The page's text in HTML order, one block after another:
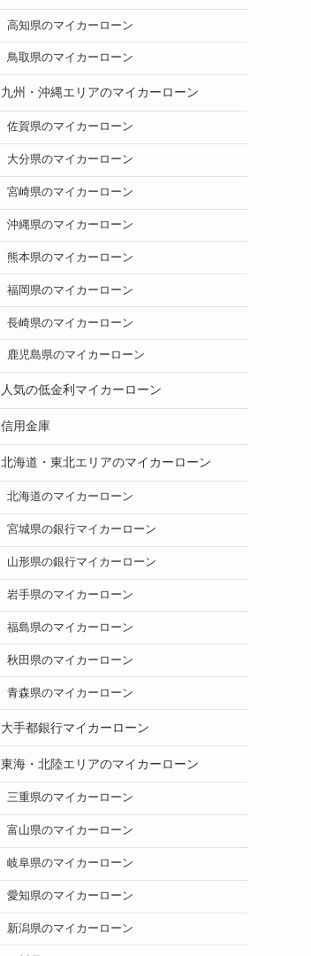
高知県のマイカーローン
鳥取県のマイカーローン
九州・沖縄エリアのマイカーローン
佐賀県のマイカーローン
大分県のマイカーローン
宮崎県のマイカーローン
沖縄県のマイカーローン
熊本県のマイカーローン
福岡県のマイカーローン
長崎県のマイカーローン
鹿児島県のマイカーローン
人気の低金利マイカーローン
信用金庫
北海道・東北エリアのマイカーローン
北海道のマイカーローン
宮城県の銀行マイカーローン
山形県の銀行マイカーローン
岩手県のマイカーローン
福島県のマイカーローン
秋田県のマイカーローン
青森県のマイカーローン
大手都銀行マイカーローン
東海・北陸エリアのマイカーローン
三重県のマイカーローン
富山県のマイカーローン
岐阜県のマイカーローン
愛知県のマイカーローン
新潟県のマイカーローン